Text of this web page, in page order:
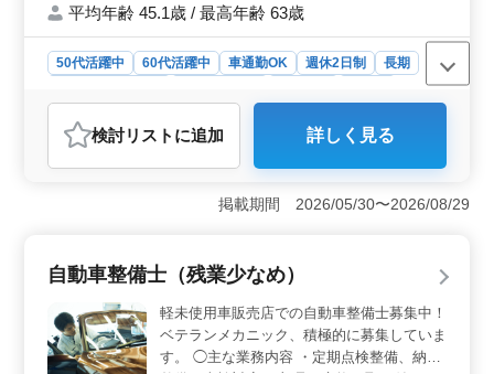
時間という限られた時間の中でも「安心安
全」を最優先に日々業務を行っていますの
で、１台１台、整備士としてのプライドを持
って業務に取り組んでいただける職場環境が
自慢です。 ◇つなぎ毎年支給、共用工具完
備、個人ロッカー完備 ◇資格取得サポート
制度あり、県外転勤なし ◇中型免許取得サ
ポート制度あり（試験費用の貸与） ◇福利
ト・ステーション」） 設備充実の整備工場
す！
平均年齢 45.1歳 / 最高年齢 63歳
50代活躍中 60代活躍中 車通勤OK 週休2日制
長期
自動車整備士
おすすめポイント
＜経験を活かせる職場環境＞ ベテランメカニックが活
躍できる職場で、整備士としての経験を存分に発揮でき
る環境です。全メーカー対応の工場で多岐にわたる整備
＜充実した設備と福利厚生＞ 最新の設備が整った工場
での勤務が可能です。また、つなぎや共用工具、個人ロ
ッカーなどの設備も充実しており、作業環境が整ってい
ます。さらに、資格取得や中型免許取得のサポート制度
もあり、スキルアップを目指す方にとって最適な環境で
検討リスト に追加 詳しく見る
掲載期間 2026/05/30〜2026/08/29
自動車整備士（残業少なめ）
軽未使用車販売店での自動車整備士募集中！
ベテランメカニック、積極的に募集していま
す。 ◯主な業務内容 ・定期点検整備、納車